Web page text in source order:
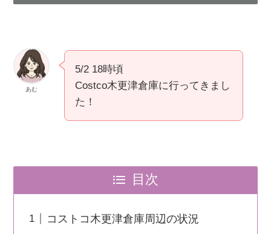
あむ
5/2 18時頃
Costco木更津倉庫に行ってきまし
た！
目次
コストコ木更津倉庫周辺の状況